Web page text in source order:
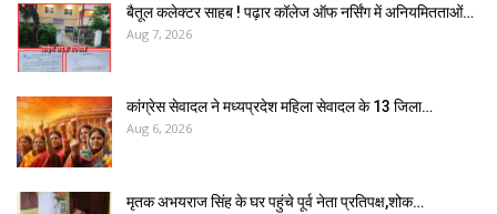
बैतूल कलेक्टर साहब ! पढ़ार कॉलेज ऑफ नर्सिंग में अनियमितताओं…
Aug 7, 2026
कांग्रेस सेवादल ने मध्यप्रदेश महिला सेवादल के 13 जिला…
Aug 6, 2026
मृतक अभयराज सिंह के घर पहुंचे पूर्व नेता प्रतिपक्ष,शोक…